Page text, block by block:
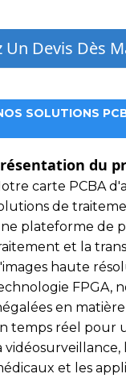
Un Devis Dès
SOLUTIONS
du
carte PCBA
de
plateforme de
et la
haute
FPGA,
en
temps réel pour
et les